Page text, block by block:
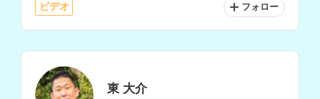
ビデオ フォロー
東 大介